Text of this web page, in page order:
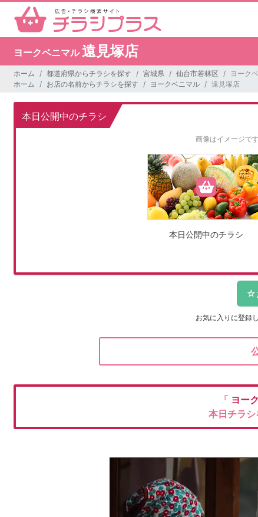
ヨークベニマル遠見塚店
ホーム 都道府県からチラシを探す 宮城県 仙台市若林区
ヨーク
ホーム
お店の名前からチラシを探す ヨークベニマル 遠見塚店
本日公開中のチラシ
画像はイメージです
本日公開中のチラシ
お気に入りに登録
「 ヨー
本日チラシ